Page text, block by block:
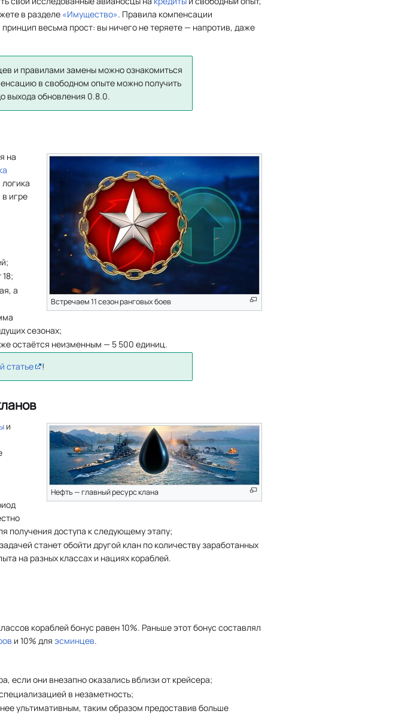
в разделе «Имущество». Правила компенсации
весьма прост: вы ничего не теряете — напротив, даже
и правилами замены можно ознакомиться
в свободном опыте можно получить
выхода обновления 0.8.0.
Встречаем 11 сезон ранговых боев
на
игре
а
сезонах;
остаётся неизменным — 5 500 единиц.
статье !
Нефть — главный ресурс клана
и
получения доступа к следующему этапу;
станет обойти другой клан по количеству заработанных
на разных классах и нациях кораблей.
кораблей бонус равен 10%. Раньше этот бонус составлял
и 10% для эсминцев.
если они внезапно оказались вблизи от крейсера;
в незаметность;
ультимативным, таким образом предоставив больше